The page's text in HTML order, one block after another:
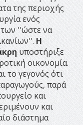
της περιοχής
ενός
''ώστε να
Η
υποστήριξε
οικονομία.
το γεγονός ότι
παρά
και
και
διάστημα